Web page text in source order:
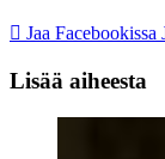
Jaa Facebookissa
Lisää aiheesta